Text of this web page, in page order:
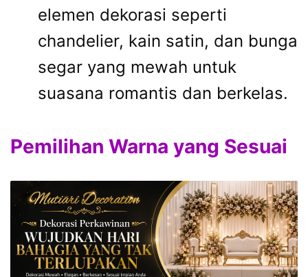
elemen dekorasi seperti
chandelier, kain satin, dan bunga
segar yang mewah untuk
suasana romantis dan berkelas.
Pemilihan Warna yang Sesuai